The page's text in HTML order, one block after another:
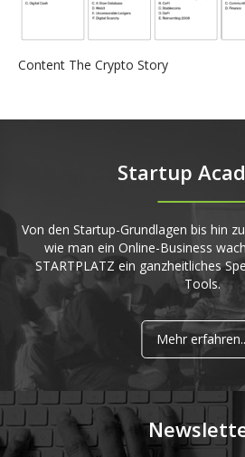
Content The Crypto Story
Startup
Von den Startup-Grundlagen bis hin
wie man ein Online-Business
STARTPLATZ ein ganzheitliches
Tools.
Mehr